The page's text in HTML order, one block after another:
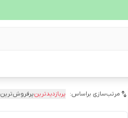
مرتب‌سازی براساس: پربازدیدترینپرفروش‌ترین